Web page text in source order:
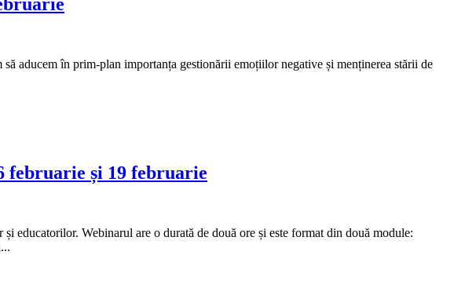
aducem în prim-plan importanța gestionării emoțiilor negative și menținerea stării de
februarie și 19 februarie
educatorilor. Webinarul are o durată de două ore și este format din două module: